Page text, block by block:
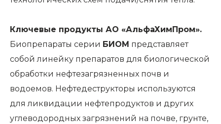
Ключевые продукты АО «АльфаХимПром».
Биопрепараты серии БИОМ представляет
собой линейку препаратов для биологической
обработки нефтезагрязненных почв и
водоемов. Нефтедеструкторы используются
для ликвидации нефтепродуктов и других
углеводородных загрязнений на почве, грунте,